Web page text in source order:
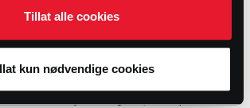
Tillat alle cookies
kun nødvendige cookies
som kan dekke et bredt spekter av
eksempler: